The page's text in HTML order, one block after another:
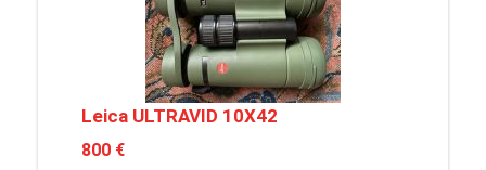
Leica ULTRAVID 10X42
800 €